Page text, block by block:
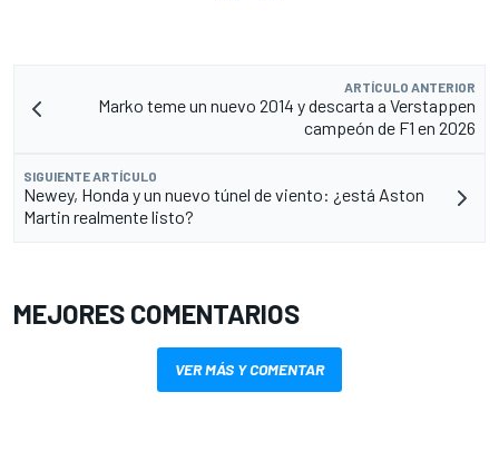
ARTÍCULO ANTERIOR
Marko teme un nuevo 2014 y descarta a Verstappen
campeón de F1 en 2026
SIGUIENTE ARTÍCULO
Newey, Honda y un nuevo túnel de viento: ¿está Aston
Martin realmente listo?
MEJORES COMENTARIOS
VER MÁS Y COMENTAR